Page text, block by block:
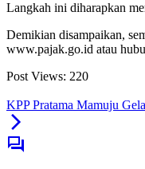
Langkah ini diharapkan
Demikian disampaikan,
www.pajak.go.id atau
Post Views: 220
KPP Pratama Mamuju